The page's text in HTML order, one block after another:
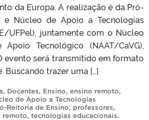
da Europa. A realização é da Pró-
e Núcleo de Apoio a Tecnologias
UFPel), juntamente com o Núcleo
Tecnológico (NAAT/CaVG),
evento será transmitido em formato
Buscando trazer uma […]
, Docentes, Ensino, ensino remoto,
de Apoio a Tecnologias
Reitoria de Ensino, professores,
remoto, tecnologias educacionais.